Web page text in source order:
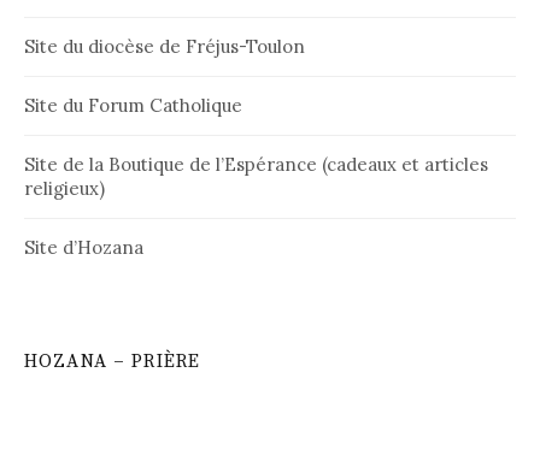
Site du diocèse de Fréjus-Toulon
Site du Forum Catholique
Site de la Boutique de l’Espérance (cadeaux et articles
religieux)
Site d’Hozana
HOZANA – PRIÈRE